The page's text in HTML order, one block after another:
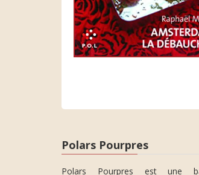
Polars Pourpres
Polars Pourpres est une